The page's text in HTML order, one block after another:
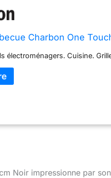
Charbon One
électroménagers. Cuisine.
Noir impressionne par